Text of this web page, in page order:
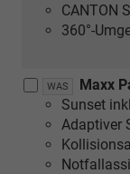
CANTON
360°-
WAS
Maxx
Sunset
Adaptiver